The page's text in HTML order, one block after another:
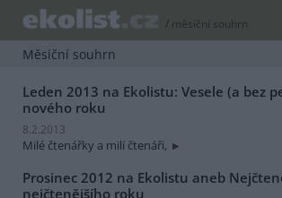
/ měsíční souhrn
Měsíční souhrn
Leden 2013 na Ekolistu: Vesele (a bez
nového roku
8.2.2013
Milé čtenářky a milí čtenáři,
Prosinec 2012 na Ekolistu aneb
nejčtenějšího roku